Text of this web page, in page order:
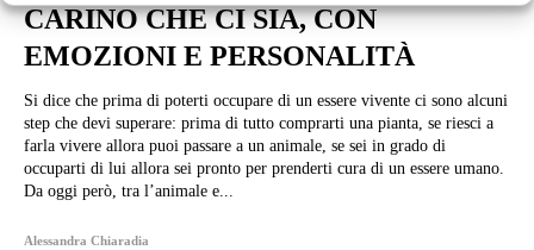
CARINO CHE CI SIA, CON
EMOZIONI E PERSONALITÀ
Si dice che prima di poterti occupare di un essere vivente ci sono alcuni
step che devi superare: prima di tutto comprarti una pianta, se riesci a
farla vivere allora puoi passare a un animale, se sei in grado di
occuparti di lui allora sei pronto per prenderti cura di un essere umano.
Da oggi però, tra l’animale e...
Alessandra Chiaradia